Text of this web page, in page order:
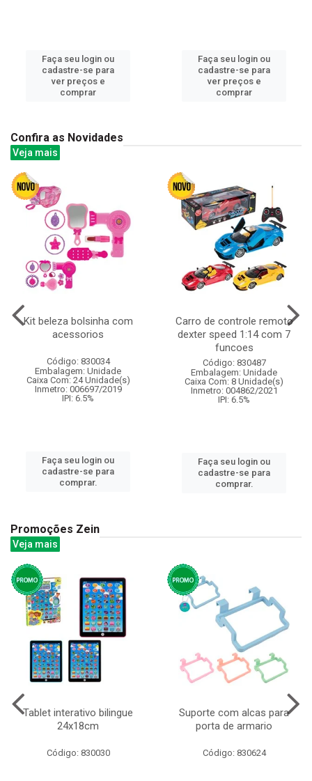
Faça seu login ou
cadastre-se para
ver preços e
comprar
Faça seu login ou
cadastre-se para
ver preços e
comprar
Confira as Novidades
Veja mais
Kit beleza bolsinha com
acessorios
Código: 830034
Embalagem: Unidade
Caixa Com: 24 Unidade(s)
Inmetro: 006697/2019
IPI: 6.5%
Faça seu login ou
cadastre-se para
comprar.
Carro de controle remoto
dexter speed 1:14 com 7
funcoes
Código: 830487
Embalagem: Unidade
Caixa Com: 8 Unidade(s)
Inmetro: 004862/2021
IPI: 6.5%
Faça seu login ou
cadastre-se para
comprar.
Promoções Zein
Veja mais
Tablet interativo bilingue
24x18cm
Código: 830030
Suporte com alcas para
porta de armario
Código: 830624